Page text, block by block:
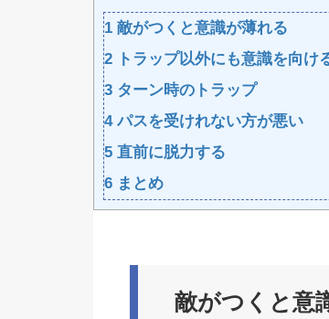
1 敵がつくと意識が薄れる
2 トラップ以外にも意識を向け
3 ターン時のトラップ
4パスを受けれない方が悪い
5 直前に脱力する
6 まとめ
敵がつくと意